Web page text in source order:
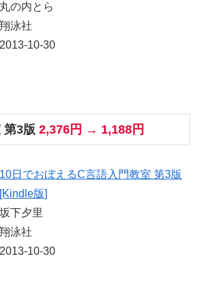
丸の内とら
翔泳社
2013-10-30
第3版 2,376円 → 1,188円
10日でおぼえるC言語入門教室 第3版
[Kindle版]
坂下夕里
翔泳社
2013-10-30